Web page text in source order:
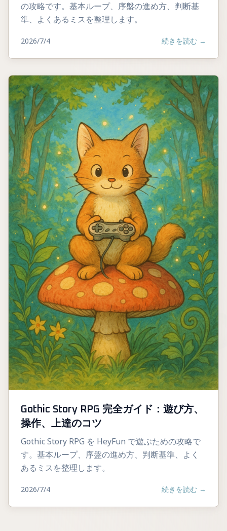
の攻略です。基本ループ、序盤の進め方、判断基
準、よくあるミスを整理します。
2026/7/4 続きを読む →
Gothic Story RPG 完全ガイド：遊び方、
操作、上達のコツ
Gothic Story RPG を HeyFun で遊ぶための攻略で
す。基本ループ、序盤の進め方、判断基準、よく
あるミスを整理します。
2026/7/4 続きを読む →